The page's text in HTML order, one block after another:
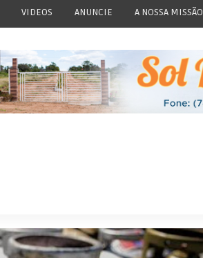
VIDEOS ANUNCIE A NOSSA MISSÃO